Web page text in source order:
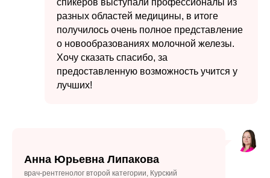
разных областей медицины, в итоге
получилось очень полное представление
о новообразованиях молочной железы.
Хочу сказать спасибо, за
предоставленную возможность учится у
лучших!
Анна Юрьевна Липакова
врач-рентгенолог второй категории, Курский